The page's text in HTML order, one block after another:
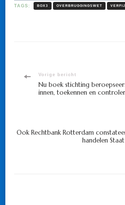
TAGS: BOX3 OVERBRUGGINGSWET
Bericht
navigatie
Vorige bericht
Nu boek stichting
innen, toekennen en
Ook Rechtbank Rotterdam
handelen